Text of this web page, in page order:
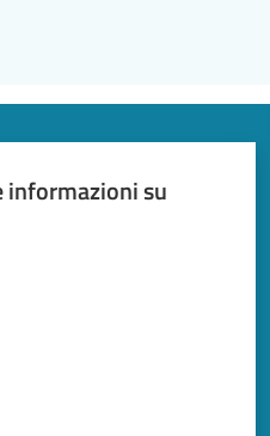
informazioni su